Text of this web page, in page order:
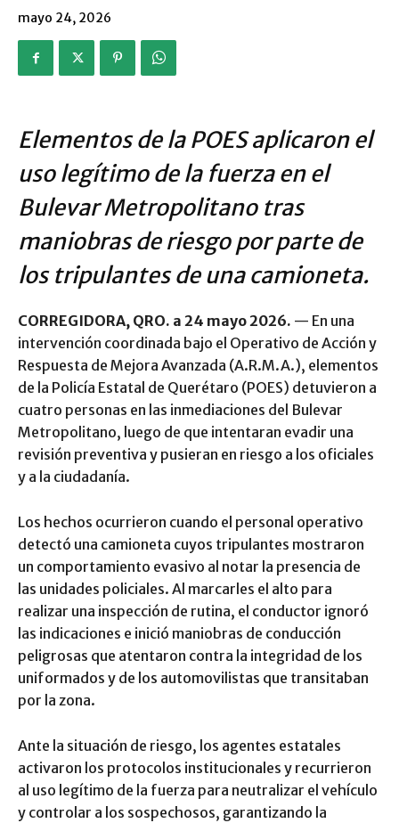
mayo 24, 2026
Elementos de la POES aplicaron el
uso legítimo de la fuerza en el
Bulevar Metropolitano tras
maniobras de riesgo por parte de
los tripulantes de una camioneta.
CORREGIDORA, QRO. a 24 mayo 2026. — En una
intervención coordinada bajo el Operativo de Acción y
Respuesta de Mejora Avanzada (A.R.M.A.), elementos
de la Policía Estatal de Querétaro (POES) detuvieron a
cuatro personas en las inmediaciones del Bulevar
Metropolitano, luego de que intentaran evadir una
revisión preventiva y pusieran en riesgo a los oficiales
y a la ciudadanía.
Los hechos ocurrieron cuando el personal operativo
detectó una camioneta cuyos tripulantes mostraron
un comportamiento evasivo al notar la presencia de
las unidades policiales. Al marcarles el alto para
realizar una inspección de rutina, el conductor ignoró
las indicaciones e inició maniobras de conducción
peligrosas que atentaron contra la integridad de los
uniformados y de los automovilistas que transitaban
por la zona.
Ante la situación de riesgo, los agentes estatales
activaron los protocolos institucionales y recurrieron
al uso legítimo de la fuerza para neutralizar el vehículo
y controlar a los sospechosos, garantizando la